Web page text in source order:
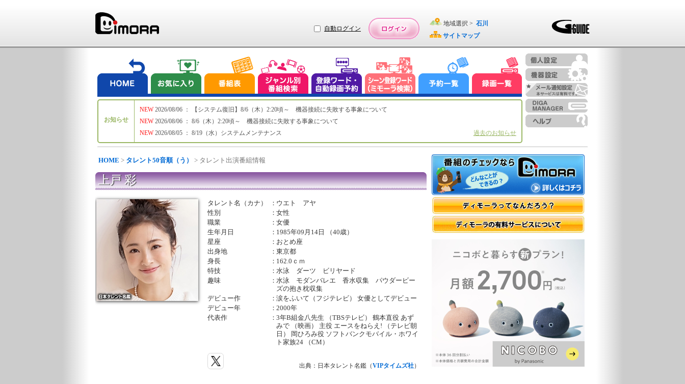
自動ログイン
地域選択 > 石川
サイトマップ
お知らせ
NEW
NEW
NEW
2026/08/06 ： 【システム復旧】8/6（木）2:20頃～ 機器接続に失敗する事象について
2026/08/06 ： 8/6（木）2:20頃～ 機器接続に失敗する事象について
2026/08/05 ： 8/19（水）システムメンテナンス
過去のお知らせ
HOME > タレント50音順（う） > タレント出演番組情報
上戸 彩
タレント名（カナ） ： ウエト アヤ
性別
：女性
職業
：女優
生年月日
： 1985年09月14日 （40歳）
星座
： おとめ座
出身地
：東京都
身長
： 162.0ｃｍ
特技
：水泳 ダーツ ビリヤード
趣味
：水泳 モダンバレエ 香水収集 パウダービー
ズの抱き枕収集
デビュー作
：涙をふいて（フジテレビ） 女優としてデビュー
デビュー年
：2000年
代表作
：3年B組金八先生 （TBSテレビ） 鶴本直役 あず
みで （映画） 主役 エースをねらえ! （テレビ朝
日） 岡ひろみ役 ソフトバンクモバイル・ホワイ
ト家族24 （CM）
出典：日本タレント名鑑（VIPタイムズ社）